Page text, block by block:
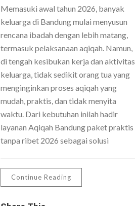
Memasuki awal tahun 2026, banyak
keluarga di Bandung mulai menyusun
rencana ibadah dengan lebih matang,
termasuk pelaksanaan aqiqah. Namun,
di tengah kesibukan kerja dan aktivitas
keluarga, tidak sedikit orang tua yang
menginginkan proses aqiqah yang
mudah, praktis, dan tidak menyita
waktu. Dari kebutuhan inilah hadir
layanan Aqiqah Bandung paket praktis
tanpa ribet 2026 sebagai solusi
Continue Reading